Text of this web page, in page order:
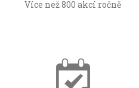
Více než 800 akcí ročně